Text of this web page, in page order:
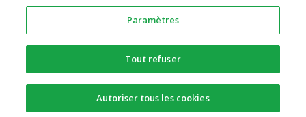
suivante :
recrutement@ciffreobona.fr
Ciffréo Bona LinkedIn -
Légales- RGPD
Paramètres
Tout refuser
Autoriser tous les cookies